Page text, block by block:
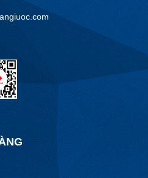
đúng nhu cầu , sử dụng dịch vụ
.
ANH NGUYỄN VĂN TRUNG
Tôi cảm thấy hài lòng khi sử dụng
dịch vụ tại đây .
đúng nhu cầu , sử dụng dịch vụ
.
TRƯỜNG ABC